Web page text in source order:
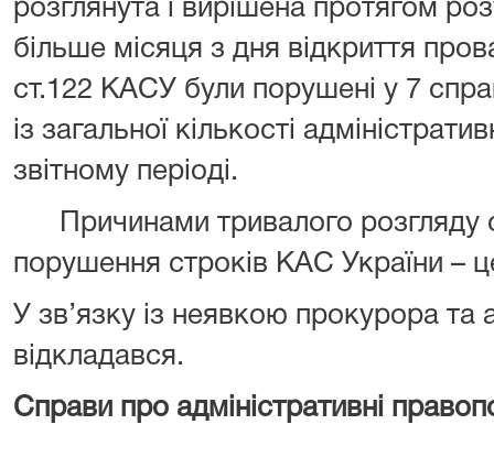
розглянута і вирішена протягом
більше місяця з дня відкриття
ст.122 КАСУ були порушені у 7
із загальної кількості
звітному періоді.
Причинами тривалого розгляду
порушення строків КАС України –
У зв’язку із неявкою прокурора та
відкладався.
Справи про адміністративні